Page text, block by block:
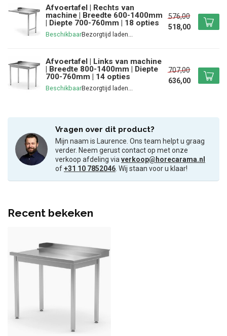
Afvoertafel | Rechts van
machine | Breedte 600-1400mm
| Diepte 700-760mm | 18 opties
Beschikbaar
576,00
518,00
Afvoertafel | Links van machine
| Breedte 800-1400mm | Diepte
700-760mm | 14 opties
Beschikbaar
707,00
636,00
Vragen over dit product?
Mijn naam is Laurence. Ons team helpt u graag
verder. Neem gerust contact op met onze
verkoop afdeling viaverkoop@horecarama.nl
of+31 10 7852046. Wij staan voor u klaar!
Recent bekeken